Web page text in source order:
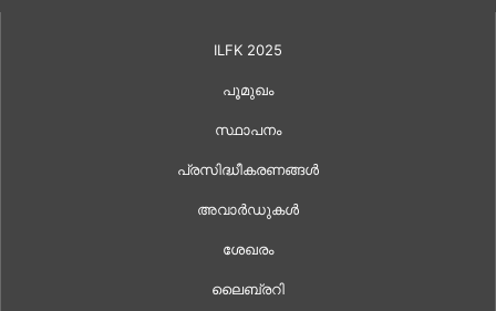
ILFK 2025
പൂമുഖം
സ്ഥാപനം
പ്രസിദ്ധീകരണങ്ങൾ
അവാർഡുകൾ
ശേഖരം
ലൈബ്രറി